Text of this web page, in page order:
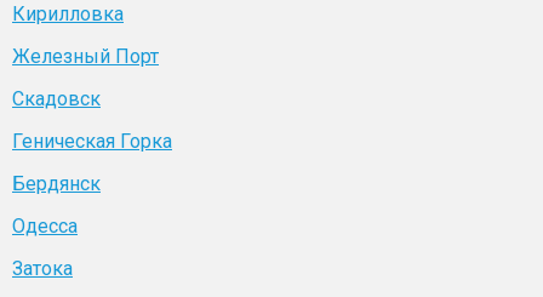
Кирилловка
Железный Порт
Скадовск
Геническая Горка
Бердянск
Одесса
Затока